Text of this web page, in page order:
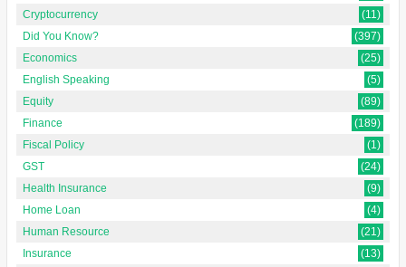
Cryptocurrency
(11)
Did You Know?
(397)
Economics
(25)
English Speaking
(5)
Equity
(89)
Finance
(189)
Fiscal Policy
(1)
GST
(24)
Health Insurance
(9)
Home Loan
(4)
Human Resource
(21)
Insurance
(13)